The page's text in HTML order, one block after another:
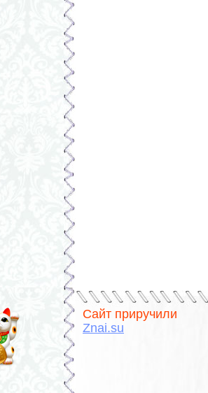
Сайт приручили
Znai.su